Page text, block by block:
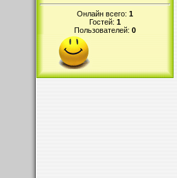
Онлайн всего: 1
Гостей: 1
Пользователей: 0